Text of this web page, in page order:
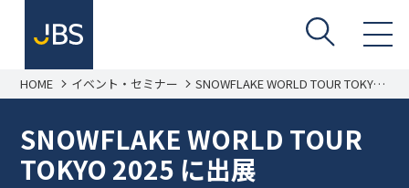
HOME イベント・セミナー SNOWFLAKE WORLD TOUR TOKYO
2025 に出展
SNOWFLAKE WORLD TOUR
TOKYO 2025 に出展